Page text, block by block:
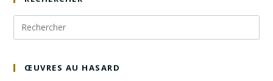
ŒUVRES AU HASARD